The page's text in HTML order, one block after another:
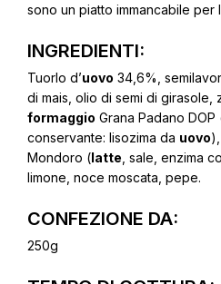
sono un piatto immancabile per
INGREDIENTI:
Tuorlo d’uovo 34,6%,
di mais, olio di semi di girasole,
formaggio Grana Padano DOP
conservante: lisozima da uovo),
Mondoro (latte , sale, enzima
limone, noce moscata, pepe.
CONFEZIONE DA:
250g